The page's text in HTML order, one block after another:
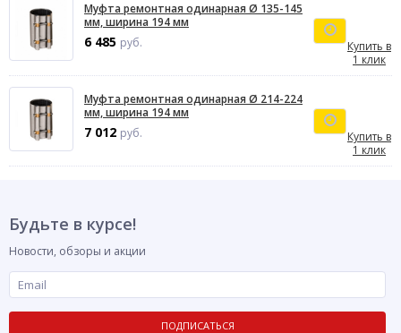
Муфта ремонтная одинарная Ø 135-145
мм, ширина 194 мм
6 485 руб.
Купить в
1 клик
Муфта ремонтная одинарная Ø 214-224
мм, ширина 194 мм
7 012 руб.
Купить в
1 клик
Будьте в курсе!
Новости, обзоры и акции
ПОДПИСАТЬСЯ